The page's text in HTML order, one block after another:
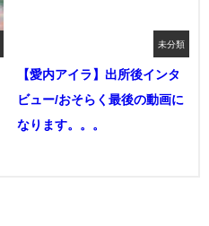
未分類
【愛内アイラ】出所後インタ
ビュー/おそらく最後の動画に
なります。。。